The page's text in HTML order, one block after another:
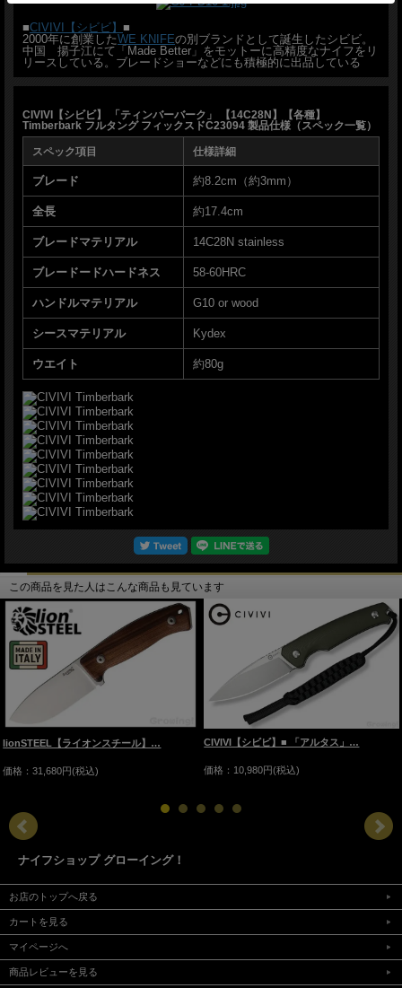
■商品■新品■
■ブレード：約8.2cm（約3mm）
■全長：約17.4cm
■ブレードマテリアル： 14C28N stainless
■ブレードードハードネス：58-60HRC
■ハンドルマテリアル：G10 or wood
■ウエイト：約80g
■CIVIVI【シビビ】■ 「ティンバーバーク」 【14C28N】【各種】Timberbark フル
タング フィックスドC23094 ■新品■
＊製造時、輸送に伴う擦り傷、箱の凹み等ある場合がございます事、ご了承下さい
■CIVIVI【シビビ】 ■
2000年に創業したWE KNIFEの別ブランドとして誕生したシビビ。
中国 揚子江にて「Made Better」をモットーに高精度なナイフをリ
リースしている。ブレードショーなどにも積極的に出品している
CIVIVI【シビビ】 「ティンバーバーク」 【14C28N】【各種】
Timberbark フルタング フィックスドC23094 製品仕様（スペック一覧）
スペック項目 仕様詳細
ブレード 約8.2cm（約3mm）
全長 約17.4cm
ブレードマテリアル 14C28N stainless
ブレードードハードネス 58-60HRC
ハンドルマテリアル G10 or wood
シースマテリアル Kydex
ウエイト 約80g
この商品を見た人はこんな商品も見ています
lionSTEEL【ライオンスチール】…
価格：31,680円(税込)
CIVIVI【シビビ】■ 「アルタス」…
価格：10,980円(税込)
ナイフショップ グローイング！
お店のトップへ戻る
カートを見る
マイページへ
商品レビューを見る